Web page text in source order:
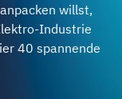
willst,
Industrie
40 spannende